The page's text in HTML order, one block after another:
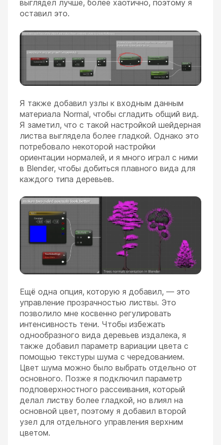
выглядел лучше, более хаотично, поэтому я
оставил это.
Я также добавил узлы к входным данным
материала Normal, чтобы сгладить общий вид.
Я заметил, что с такой настройкой шейдерная
листва выглядела более гладкой. Однако это
потребовало некоторой настройки
ориентации нормалей, и я много играл с ними
в Blender, чтобы добиться плавного вида для
каждого типа деревьев.
Ещё одна опция, которую я добавил, — это
управление прозрачностью листвы. Это
позволило мне косвенно регулировать
интенсивность тени. Чтобы избежать
однообразного вида деревьев издалека, я
также добавил параметр вариации цвета с
помощью текстуры шума с чередованием.
Цвет шума можно было выбрать отдельно от
основного. Позже я подключил параметр
подповерхностного рассеивания, который
делал листву более гладкой, но влиял на
основной цвет, поэтому я добавил второй
узел для отдельного управления верхним
цветом.